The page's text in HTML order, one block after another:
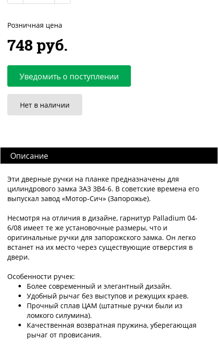
Розничная цена
748 руб.
Уведомить о поступлении
Нет в наличии
Описание
Эти дверные ручки на планке предназначены для
цилиндрового замка ЗАЗ ЗВ4-6. В советские времена его
выпускал завод «Мотор-Сич» (Запорожье).
Несмотря на отличия в дизайне, гарнитур Palladium 04-
6/08 имеет те же установочные размеры, что и
оригинальные ручки для запорожского замка. Он легко
встанет на их место через существующие отверстия в
двери.
Особенности ручек:
Более современный и элегантный дизайн.
Удобный рычаг без выступов и режущих краев.
Прочный сплав ЦАМ (штатные ручки были из
ломкого силумина).
Качественная возвратная пружина, уберегающая
рычаг от провисания.